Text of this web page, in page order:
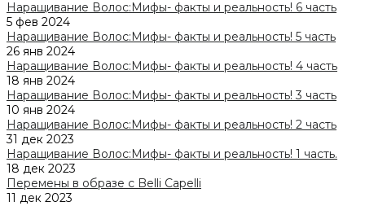
Наращивание Волос:Мифы- факты и реальность! 6 часть
5 фев 2024
Наращивание Волос:Мифы- факты и реальность! 5 часть
26 янв 2024
Наращивание Волос:Мифы- факты и реальность! 4 часть
18 янв 2024
Наращивание Волос:Мифы- факты и реальность! 3 часть
10 янв 2024
Наращивание Волос:Мифы- факты и реальность! 2 часть
31 дек 2023
Наращивание Волос:Мифы- факты и реальность! 1 часть.
18 дек 2023
Перемены в образе с Belli Capelli
11 дек 2023